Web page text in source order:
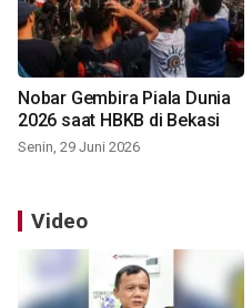
Nobar Gembira Piala Dunia
2026 saat HBKB di Bekasi
Senin, 29 Juni 2026
Video